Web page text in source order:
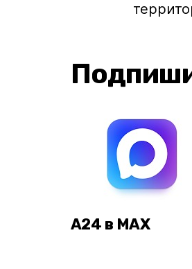
А24 в MAX